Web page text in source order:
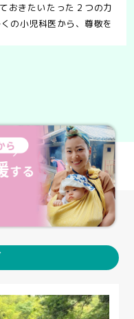
おきたいたった２つの力
の小児科医から、尊敬を